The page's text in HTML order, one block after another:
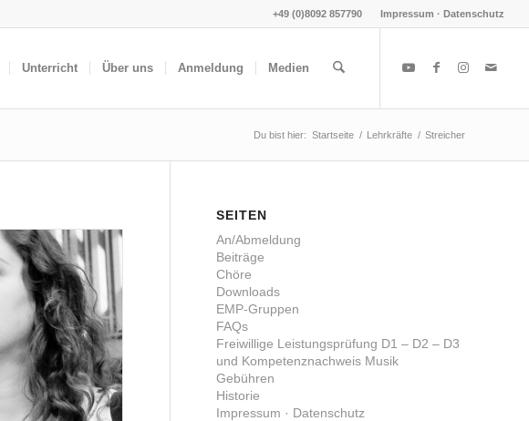
Impressum · Datenschutz
+49 (0)8092 857790
Unterricht Über uns Anmeldung Medien
Du bist hier: Startseite / Lehrkräfte / Streicher
SEITEN
An/Abmeldung
Beiträge
Chöre
Downloads
EMP-Gruppen
FAQs
Freiwillige Leistungsprüfung D1 – D2 – D3
und Kompetenznachweis Musik
Gebühren
Historie
Impressum · Datenschutz